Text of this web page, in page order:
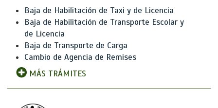
Baja de Habilitación de Taxi y de Licencia
Baja de Habilitación de Transporte Escolar y
de Licencia
Baja de Transporte de Carga
Cambio de Agencia de Remises
MÁS TRÁMITES